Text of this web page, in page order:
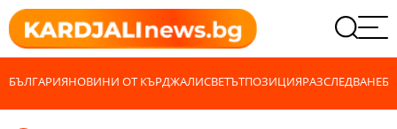
БЪЛГАРИЯНОВИНИ ОТ КЪРДЖАЛИСВЕТЪТПОЗИЦИЯРАЗСЛЕДВАНЕ